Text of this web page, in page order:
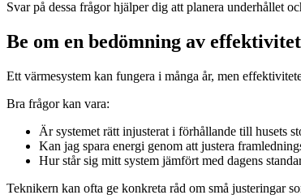
Svar på dessa frågor hjälper dig att planera underhållet
Be om en bedömning av
Ett värmesystem kan fungera i många år, men
Bra frågor kan vara:
Är systemet rätt injusterat i förhållande till husets
Kan jag spara energi genom att justera
Hur står sig mitt system jämfört med dagens
Teknikern kan ofta ge konkreta råd om små justeringar